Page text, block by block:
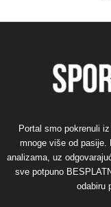
Portal smo pokrenuli
mnoge više od pasije.
analizama, uz
sve potpuno
odabiru